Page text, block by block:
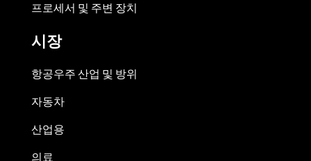
프로세서 및 주변 장치
시장
항공우주 산업 및 방위
자동차
산업용
의료